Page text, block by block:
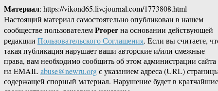
Материал: https://vikond65.livejournal.com/1773808.html
Настоящий материал самостоятельно опубликован в нашем
сообществе пользователемProperна основании действующей
редакции Пользовательского Соглашения. Если вы считаете,
такая публикация нарушает ваши авторские и/или смежные
права, вам необходимо сообщить об этом администрации сайта
на EMAILabuse@newru.orgс указанием адреса (URL)
содержащей спорный материал. Нарушение будет в кратчайшие